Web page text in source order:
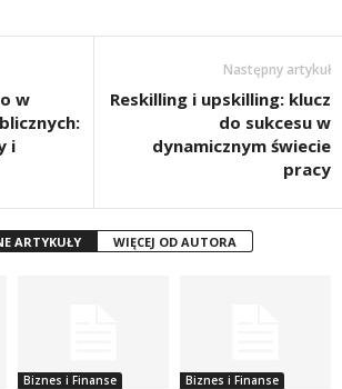
w
i
Następny artykuł
Reskilling i upskilling: klucz
do sukcesu w
dynamicznym świecie
pracy
ARTYKUŁY WIĘCEJ OD AUTORA
Biznes i Finanse Biznes i Finanse